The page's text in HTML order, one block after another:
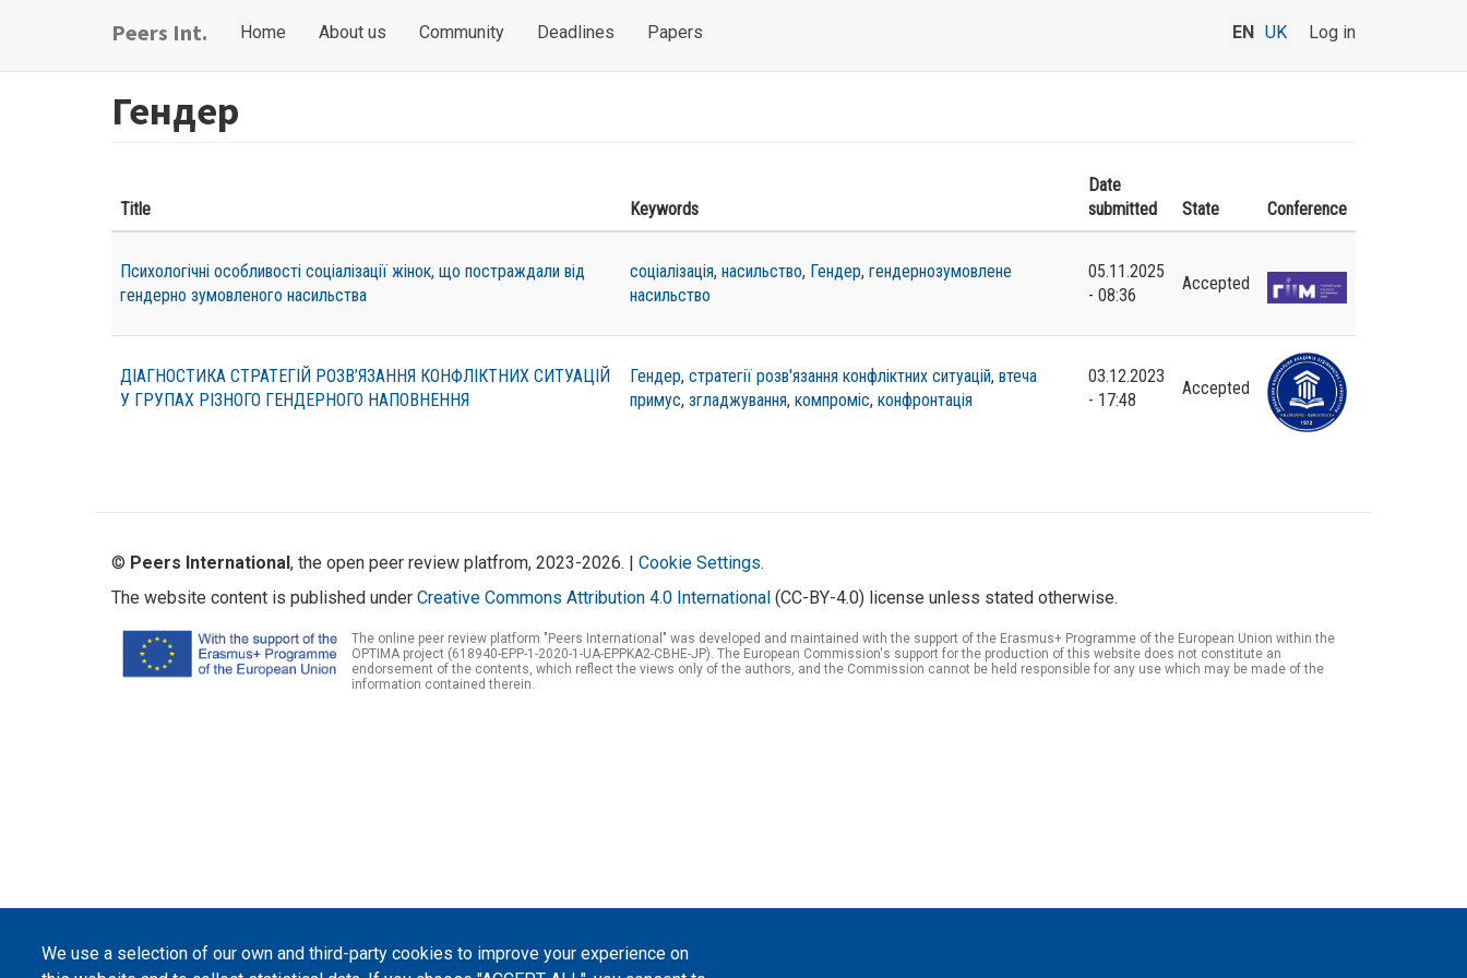
Peers Int.
Main
Home About us Community Deadlines Papers
User
menu
Log in
EN UK
Гендер
Title Keywords
Date
submitted
State Conference
Психологічні особливості соціалізації жінок, що постраждали від
гендерно зумовленого насильства
соціалізація, насильство, Гендер, гендернозумовлене
насильство
05.11.2025
- 08:36
Accepted
ДІАГНОСТИКА СТРАТЕГІЙ РОЗВ’ЯЗАННЯ КОНФЛІКТНИХ СИТУАЦІЙ
У ГРУПАХ РІЗНОГО ГЕНДЕРНОГО НАПОВНЕННЯ
Гендер, стратегії розв'язання конфліктних ситуацій, втеча
примус, згладжування, компроміс, конфронтація
03.12.2023
- 17:48
Accepted
We use a selection of our own and third-party cookies to improve your experience on
© Peers International, the open peer review platfrom, 2023-2026. | Cookie Settings.
The website content is published under Creative Commons Attribution 4.0 International (CC-BY-4.0) license unless stated otherwise.
The online peer review platform "Peers International" was developed and maintained with the support of the Erasmus+ Programme of the European Union within the
OPTIMA project (618940-EPP-1-2020-1-UA-EPPKA2-CBHE-JP). The European Commission's support for the production of this website does not constitute an
endorsement of the contents, which reflect the views only of the authors, and the Commission cannot be held responsible for any use which may be made of the
information contained therein.